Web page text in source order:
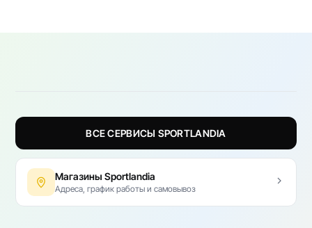
ВСЕ СЕРВИСЫ SPORTLANDIA
Магазины Sportlandia
Адреса, график работы и самовывоз